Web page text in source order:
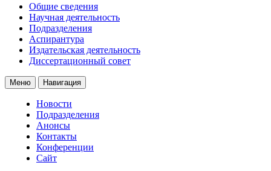
Общие сведения
Научная деятельность
Подразделения
Аспирантура
Издательская деятельность
Диссертационный совет
Меню Навигация
Новости
Подразделения
Анонсы
Контакты
Конференции
Сайт